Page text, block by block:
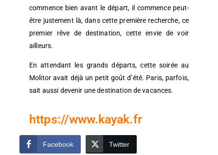
commence bien avant le départ, il commence peut-
être justement là, dans cette première recherche, ce
premier rêve de destination, cette envie de voir
ailleurs.
En attendant les grands départs, cette soirée au
Molitor avait déjà un petit goût d’été. Paris, parfois,
sait aussi devenir une destination de vacances.
https://www.kayak.fr
Facebook Twitter